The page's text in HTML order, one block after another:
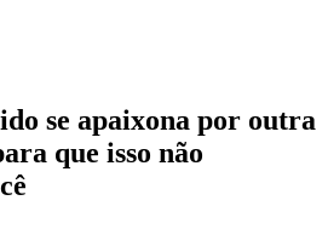
se apaixona por outra
que isso não